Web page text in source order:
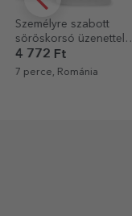
Személyre szabott
söröskorsó üzenettel –
Beer Matters!
4 772 Ft
7 perce, Románia